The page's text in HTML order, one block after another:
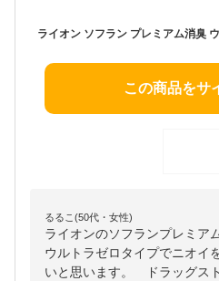
ライオン ソフラン プレミアム消臭
この商品をサ
るるこ(50代・女性)
ライオンのソフランプレミア
ウルトラゼロタイプでニオイ
いと思います。 ドラッグス